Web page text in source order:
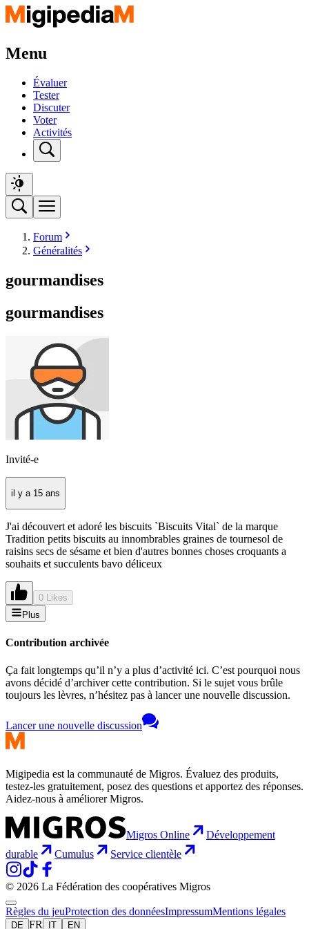
Menu
Évaluer
Tester
Discuter
Voter
Activités
Forum
Généralités
gourmandises
gourmandises
Invité-e
il y a 15 ans
J'ai découvert et adoré les biscuits `Biscuits Vital` de la marque
Tradition petits biscuits au innombrables graines de tournesol de
raisins secs de sésame et bien d'autres bonnes choses croquants a
souhaits et succulents bavo déliceux
0 Likes
Plus
Contribution archivée
Ça fait longtemps qu’il n’y a plus d’activité ici. C’est pourquoi nous
avons décidé d’archiver cette contribution. Si le sujet vous brûle
toujours les lèvres, n’hésitez pas à lancer une nouvelle discussion.
Lancer une nouvelle discussion
Migipedia est la communauté de Migros. Évaluez des produits,
testez-les gratuitement, posez des questions et apportez des réponses.
Aidez-nous à améliorer Migros.
Migros Online
Développement
durable
Cumulus Service clientèle
© 2026 La Fédération des coopératives Migros
Règles du jeuProtection des donnéesImpressumMentions légales
DE FR IT EN